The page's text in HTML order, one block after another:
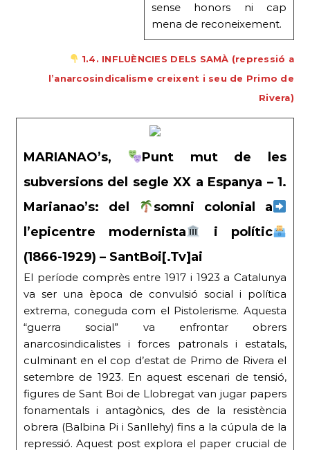
sense honors ni cap
mena de reconeixement.
1.4. INFLUÈNCIES DELS SAMÀ (repressió a
l’anarcosindicalisme creixent i seu de Primo de
Rivera)
MARIANAO’s,
Punt mut de les
subversions del segle XX a Espanya – 1.
Marianao’s: del
somni colonial a
l’epicentre modernista
i polític
(1866-1929) – SantBoi[.Tv]ai
El període comprès entre 1917 i 1923 a Catalunya
va ser una època de convulsió social i política
extrema, coneguda com el Pistolerisme. Aquesta
“guerra social” va enfrontar obrers
anarcosindicalistes i forces patronals i estatals,
culminant en el cop d’estat de Primo de Rivera el
setembre de 1923. En aquest escenari de tensió,
figures de Sant Boi de Llobregat van jugar papers
fonamentals i antagònics, des de la resistència
obrera (Balbina Pi i Sanllehy) fins a la cúpula de la
repressió. Aquest post explora el paper crucial de